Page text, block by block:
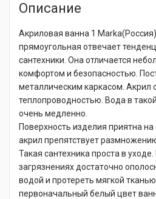
Описание
Акриловая ванна 1
прямоугольная отвечает
сантехники. Она отличается
комфортом и безопасностью.
металлическим каркасом. Акрил
теплопроводностью. Вода в
очень медленно.
Поверхность изделия приятна
акрил препятствует
Такая сантехника проста в
загрязнениях достаточно
водой и протереть мягкой
первоначальный белый цвет